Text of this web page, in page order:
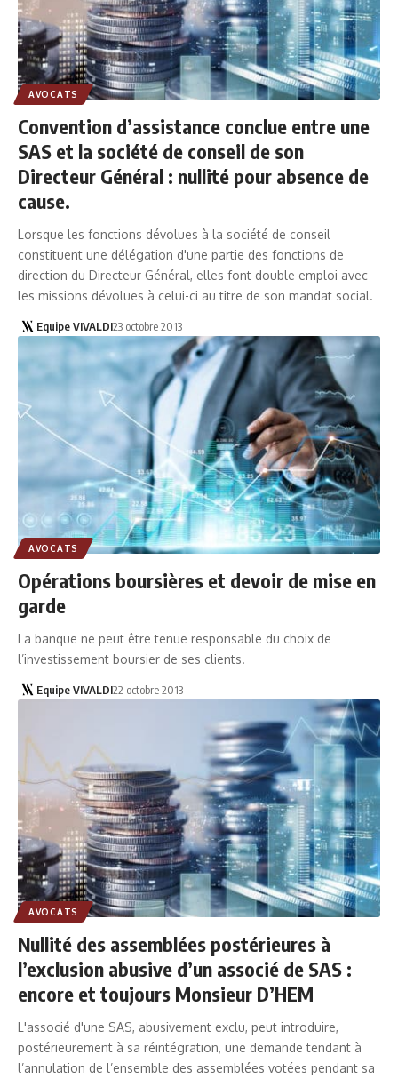
AVOCATS
Convention d’assistance conclue entre une
SAS et la société de conseil de son
Directeur Général : nullité pour absence de
cause.
Lorsque les fonctions dévolues à la société de conseil
constituent une délégation d'une partie des fonctions de
direction du Directeur Général, elles font double emploi avec
les missions dévolues à celui-ci au titre de son mandat social.
Equipe VIVALDI23 octobre 2013
AVOCATS
Opérations boursières et devoir de mise en
garde
La banque ne peut être tenue responsable du choix de
l’investissement boursier de ses clients.
Equipe VIVALDI22 octobre 2013
AVOCATS
Nullité des assemblées postérieures à
l’exclusion abusive d’un associé de SAS :
encore et toujours Monsieur D’HEM
L'associé d'une SAS, abusivement exclu, peut introduire,
postérieurement à sa réintégration, une demande tendant à
l’annulation de l’ensemble des assemblées votées pendant sa